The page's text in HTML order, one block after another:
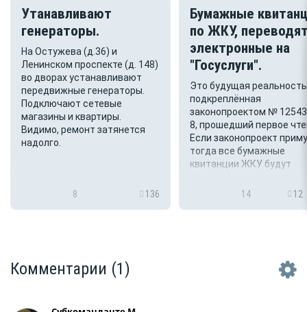
Утанавливают
генераторы.
На Остужева (д.36) и
Ленинском проспекте (д. 148)
во дворах устанавливают
передвижные генераторы.
Подключают сетевые
магазины и квартиры.
Видимо, ремонт затянется
надолго.
8 136
Бумажные
по ЖКУ,
электронные на
"Госуслуги".
Это будущая
подкреплённая
законопроектом №
8, прошедший первое
Если законопроект
тогда все бумажные
квитанции ЖКУ будут
виде в цифровые
14 12
Комментарии (1)